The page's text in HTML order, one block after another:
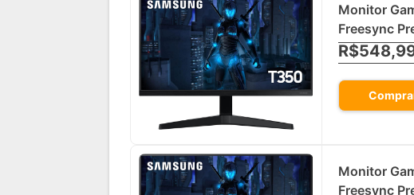
Monitor
Freesync
Monitor
Freesync